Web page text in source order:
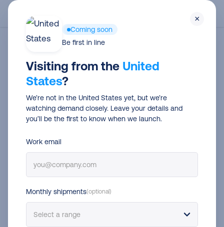
Skip
Transportistas
×
Coming soon
Be first in line
Visiting from the United
States?
We’re not in the United States yet, but we’re
watching demand closely. Leave your details and
you’ll be the first to know when we launch.
Work email
Monthly shipments(optional)